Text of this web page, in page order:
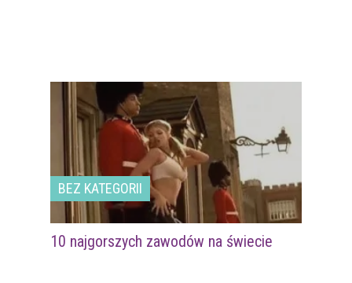
BEZ KATEGORII
10 najgorszych zawodów na świecie